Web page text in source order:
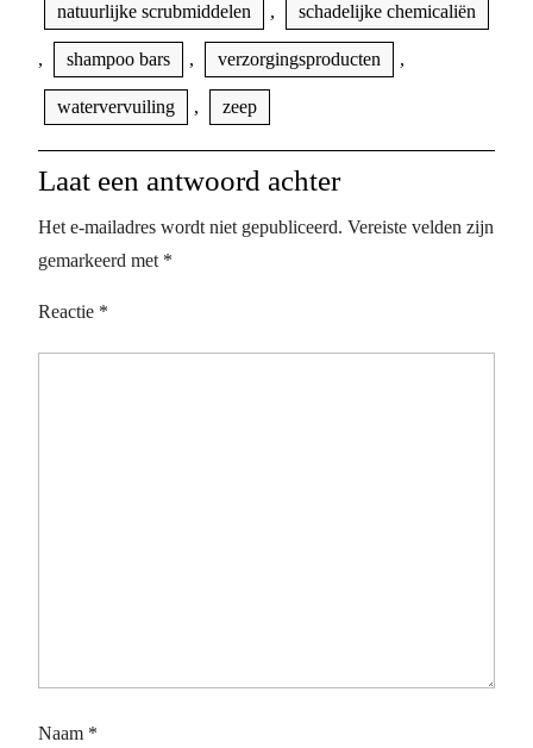
natuurlijke scrubmiddelen , schadelijke chemicaliën
, shampoo bars , verzorgingsproducten ,
watervervuiling , zeep
Laat een antwoord achter
Het e-mailadres wordt niet gepubliceerd. Vereiste velden zijn
gemarkeerd met *
Reactie *
Naam *